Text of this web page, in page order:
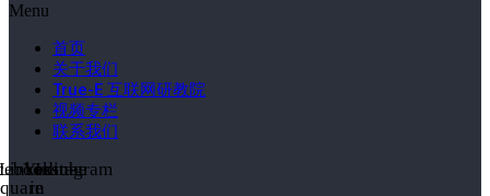
Menu
首页
关于我们
True-E 互联网研教院
视频专栏
联系我们
in
Youtube
Instagram